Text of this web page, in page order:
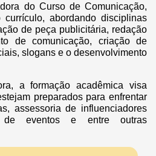
do Curso de Comunicação,
abordando disciplinas
de peça publicitária, redação
de comunicação, criação de
slogans e o desenvolvimento
a formação acadêmica visa
preparados para enfrentar
assessoria de influenciadores
eventos e entre outras